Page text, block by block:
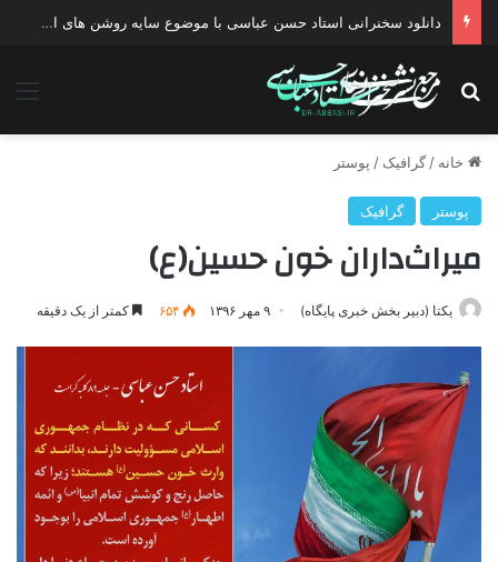
دانلود سخنرانی استاد حسن عباسی با موضوع سایه روشن های انتخاب یک نامزد اصلح
جستجو برای
خانه / گرافیک / پوستر
پوستر گرافیک
میراث‌داران خون حسین(ع)
یکتا (دبیر بخش خبری پایگاه) ۹ مهر ۱۳۹۶ ۶۵۴ کمتر از یک دقیقه